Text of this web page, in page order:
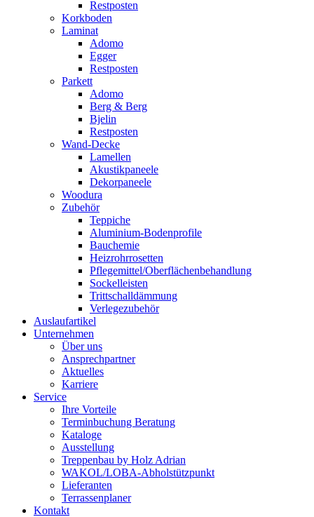
Restposten
Korkboden
Laminat
Adomo
Egger
Restposten
Parkett
Adomo
Berg & Berg
Bjelin
Restposten
Wand-Decke
Lamellen
Akustikpaneele
Dekorpaneele
Woodura
Zubehör
Teppiche
Aluminium-Bodenprofile
Bauchemie
Heizrohrrosetten
Pflegemittel/Oberflächenbehandlung
Sockelleisten
Trittschalldämmung
Verlegezubehör
Auslaufartikel
Unternehmen
Über uns
Ansprechpartner
Aktuelles
Karriere
Service
Ihre Vorteile
Terminbuchung Beratung
Kataloge
Ausstellung
Treppenbau by Holz Adrian
WAKOL/LOBA-Abholstützpunkt
Lieferanten
Terrassenplaner
Kontakt